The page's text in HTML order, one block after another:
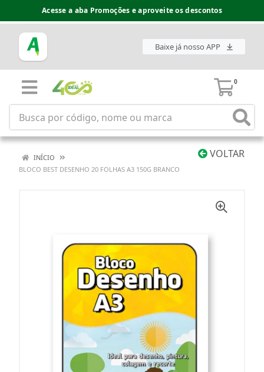
Acesse a aba Promoções e aproveite os descontos
Baixe já nosso APP
0
VOLTAR
INÍCIO
BLOCO BEST DESENHO 20 FOLHAS A3 150G BRANCO